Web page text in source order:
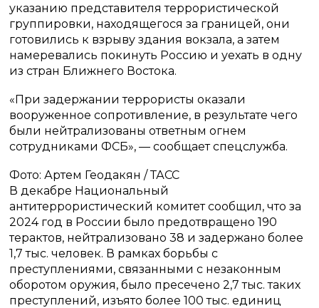
указанию представителя террористической
группировки, находящегося за границей, они
готовились к взрыву здания вокзала, а затем
намеревались покинуть Россию и уехать в одну
из стран Ближнего Востока.
«При задержании террористы оказали
вооруженное сопротивление, в результате чего
были нейтрализованы ответным огнем
сотрудниками ФСБ», — сообщает спецслужба.
Фото: Артем Геодакян / ТАСС
В декабре Национальный
антитеррористический комитет сообщил, что за
2024 год в России было предотвращено 190
терактов, нейтрализовано 38 и задержано более
1,7 тыс. человек. В рамках борьбы с
преступлениями, связанными с незаконным
оборотом оружия, было пресечено 2,7 тыс. таких
преступлений, изъято более 100 тыс. единиц